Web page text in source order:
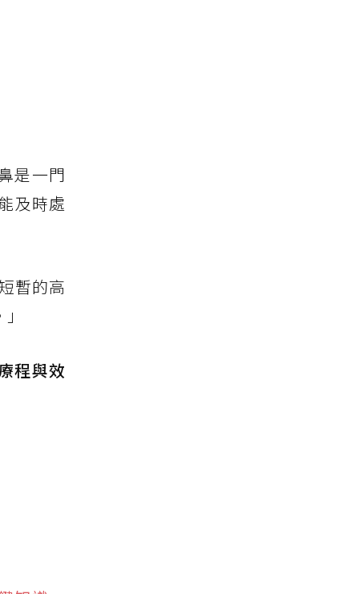
是一門
及時處
暫的高
程與效